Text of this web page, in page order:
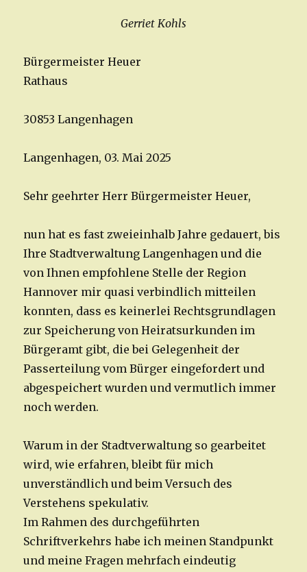
Gerriet Kohls
Bürgermeister Heuer
Rathaus
30853 Langenhagen
Langenhagen, 03. Mai 2025
Sehr geehrter Herr Bürgermeister Heuer,
nun hat es fast zweieinhalb Jahre gedauert, bis
Ihre Stadtverwaltung Langenhagen und die
von Ihnen empfohlene Stelle der Region
Hannover mir quasi verbindlich mitteilen
konnten, dass es keinerlei Rechtsgrundlagen
zur Speicherung von Heiratsurkunden im
Bürgeramt gibt, die bei Gelegenheit der
Passerteilung vom Bürger eingefordert und
abgespeichert wurden und vermutlich immer
noch werden.
Warum in der Stadtverwaltung so gearbeitet
wird, wie erfahren, bleibt für mich
unverständlich und beim Versuch des
Verstehens spekulativ.
Im Rahmen des durchgeführten
Schriftverkehrs habe ich meinen Standpunkt
und meine Fragen mehrfach eindeutig